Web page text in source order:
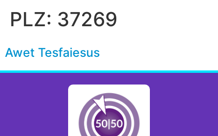
PLZ: 37269
Awet Tesfaiesus